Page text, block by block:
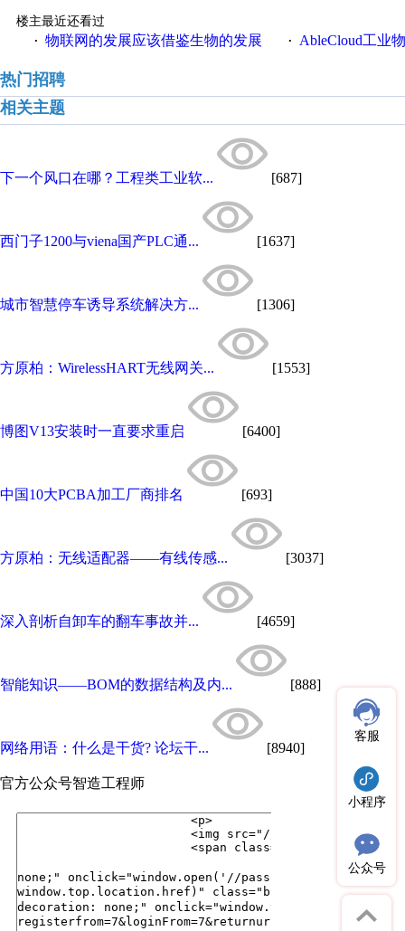
楼主最近还看过
· 物联网的发展应该借鉴生物的发展 · AbleCloud工业物联
热门招聘
相关主题
下一个风口在哪？工程类工业软... [687]
西门子1200与viena国产PLC通... [1637]
城市智慧停车诱导系统解决方... [1306]
方原柏：WirelessHART无线网关... [1553]
博图V13安装时一直要求重启 [6400]
中国10大PCBA加工厂商排名 [693]
方原柏：无线适配器——有线传感... [3037]
深入剖析自卸车的翻车事故并... [4659]
智能知识——BOM的数据结构及内... [888]
网络用语：什么是干货? 论坛干... [8940]
官方公众号智造工程师
客服
小程序
公众号